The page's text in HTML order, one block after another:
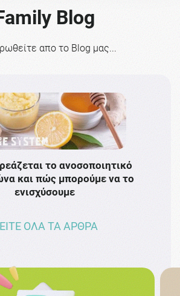
Blog
απο το Blog μας...
το ανοσοποιητικό
και πώς μπορούμε να το
ενισχύσουμε
ΟΛΑ ΤΑ ΑΡΘΡΑ